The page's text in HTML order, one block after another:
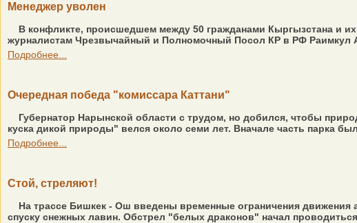
Менеджер уволен
В конфликте, происшедшем между 50 гражданами Кыргызстана и
журналистам Чрезвычайный и Полномочный Посол КР в РФ Раимкул
Подробнее...
Очередная победа "комиссара Каттани"
Губернатор Нарынской области с трудом, но добился, чтобы
куска дикой природы" велся около семи лет. Вначале часть парка
Подробнее...
Стой, стреляют!
На трассе Бишкек - Ош введены временные ограничения
спуску снежных лавин. Обстрел "белых драконов" начал